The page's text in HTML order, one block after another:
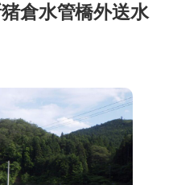
倉水管橋外送水
新猪倉水管